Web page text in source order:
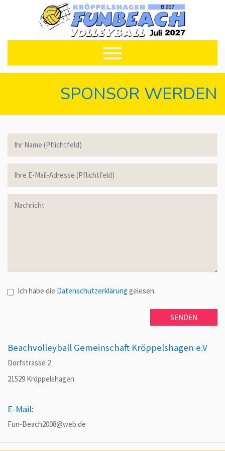
SPONSOR WERDEN
Ich habe die Datenschutzerklärung gelesen.
Beachvolleyball Gemeinschaft Kröppelshagen e.V
Dorfstrasse 2
21529 Kröppelshagen
E-Mail:
Fun-Beach2008@web.de